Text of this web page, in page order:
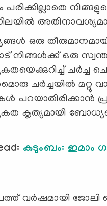
ഒരു
ഒരു
ചർച്ച
ചർച്ചയിൽ മറ്റു
പറയാതിരിക്കാൻ
കൃത്യമായി
കുടുംബം: ഇമാം
വര്‍ഷമായി ജോലി